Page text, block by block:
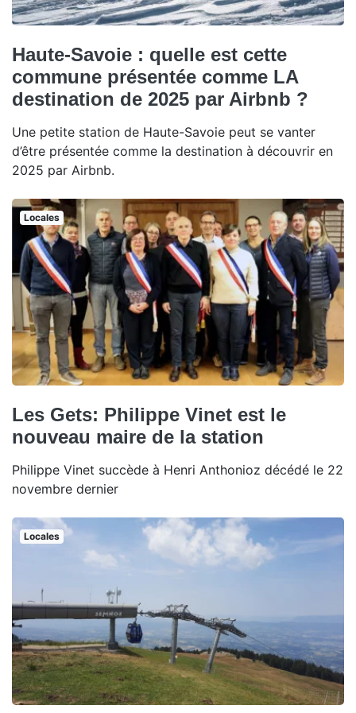
Haute-Savoie : quelle est cette
commune présentée comme LA
destination de 2025 par Airbnb ?
Une petite station de Haute-Savoie peut se vanter
d’être présentée comme la destination à découvrir en
2025 par Airbnb.
Locales
Les Gets: Philippe Vinet est le
nouveau maire de la station
Philippe Vinet succède à Henri Anthonioz décédé le 22
novembre dernier
Locales